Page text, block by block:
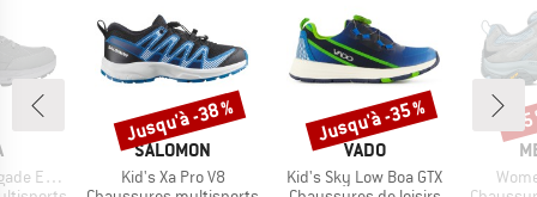
LL Lo
MARQUE
SALOMON
Article
Kid's Xa Pro V8
Remise
Jusqu'à -38 %
MARQUE
VADO
Article
Kid's Sky Low Boa GTX
Remise
Jusqu'à -35 % -